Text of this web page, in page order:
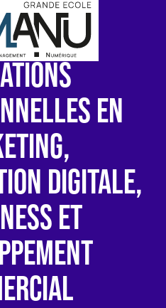
EN
DIGITALE,
ET